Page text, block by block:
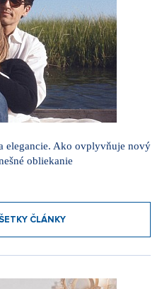
elegancie. Ako ovplyvňuje nový
obliekanie
ČLÁNKY